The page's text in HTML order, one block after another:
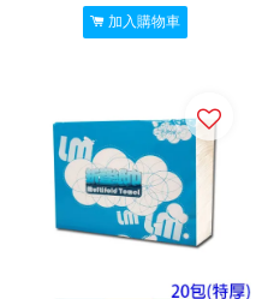
加入購物車